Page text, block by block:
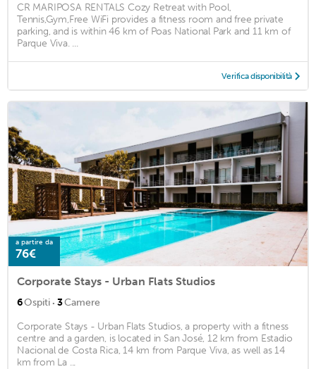
CR MARIPOSA RENTALS Cozy Retreat with Pool,
Tennis,Gym,Free WiFi provides a fitness room and free private
parking, and is within 46 km of Poas National Park and 11 km of
Parque Viva. ...
Verifica disponibilità
a partire da
76€
Corporate Stays - Urban Flats Studios
6Ospiti · 3Camere
Corporate Stays - Urban Flats Studios, a property with a fitness
centre and a garden, is located in San José, 12 km from Estadio
Nacional de Costa Rica, 14 km from Parque Viva, as well as 14
km from La ...